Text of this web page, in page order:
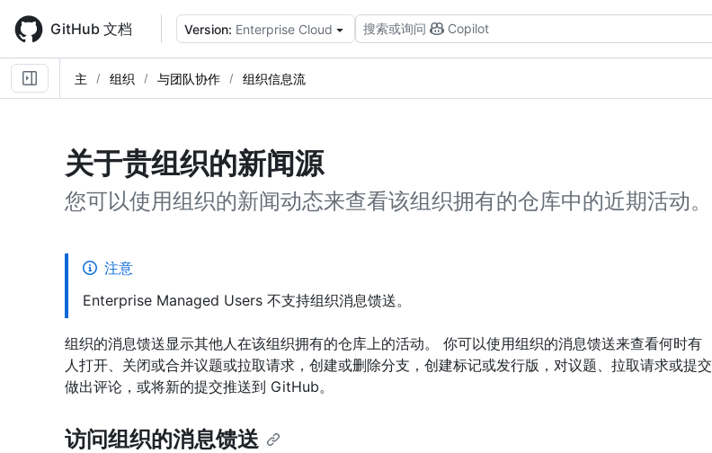
main
content
GitHub 文档 Version: Enterprise Cloud 搜索或询问 Copilot
主 组织 与团队协作 组织信息流
关于贵组织的新闻源
您可以使用组织的新闻动态来查看该组织拥有的仓库中的近期活动。
注意
Enterprise Managed Users 不支持组织消息馈送。
组织的消息馈送显示其他人在该组织拥有的仓库上的活动。 你可以使用组织的消息馈送来查看何时有
人打开、关闭或合并议题或拉取请求，创建或删除分支，创建标记或发行版，对议题、拉取请求或提交
做出评论，或将新的提交推送到 GitHub。
访问组织的消息馈送